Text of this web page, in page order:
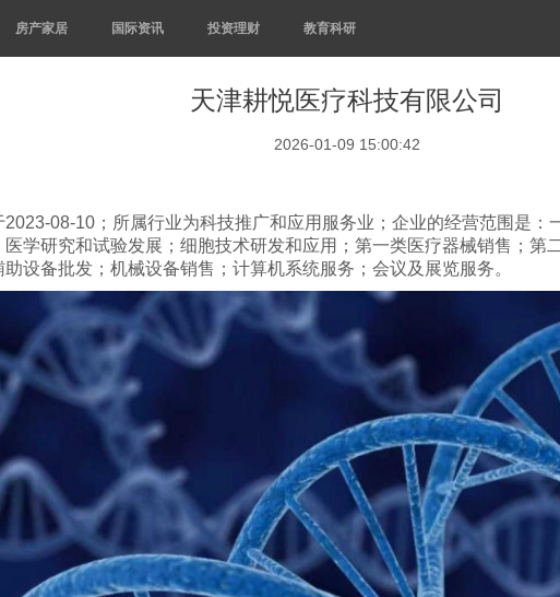
房产家居 国际资讯 投资理财 教育科研
天津耕悦医疗科技有限公司
2026-01-09 15:00:42
08-10；所属行业为科技推广和应用服务业；企业的经营范围是
学研究和试验发展；细胞技术研发和应用；第一类医疗器械销售；第
设备批发；机械设备销售；计算机系统服务；会议及展览服务。